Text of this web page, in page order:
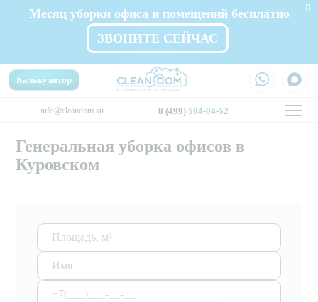
Месяц уборки офиса и помещений бесплатно
ЗВОНИТЕ СЕЙЧАС
info@cleandom.su 8 (499) 504-04-52
Калькулятор
Генеральная уборка офисов в
Куровском